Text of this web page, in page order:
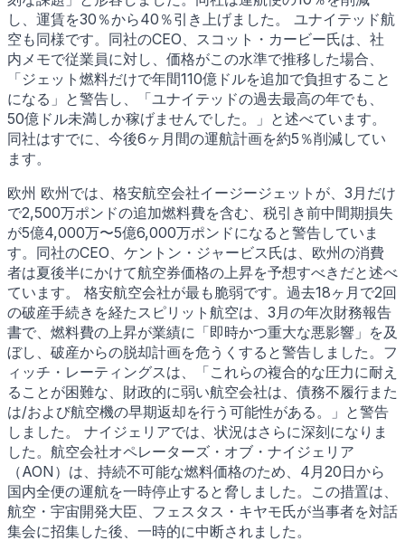
し、運賃を30％から40％引き上げました。 ユナイテッド航
空も同様です。同社のCEO、スコット・カービー氏は、社
内メモで従業員に対し、価格がこの水準で推移した場合、
「ジェット燃料だけで年間110億ドルを追加で負担すること
になる」と警告し、「ユナイテッドの過去最高の年でも、
50億ドル未満しか稼げませんでした。」と述べています。
同社はすでに、今後6ヶ月間の運航計画を約5％削減してい
ます。
欧州 欧州では、格安航空会社イージージェットが、3月だけ
で2,500万ポンドの追加燃料費を含む、税引き前中間期損失
が5億4,000万〜5億6,000万ポンドになると警告していま
す。同社のCEO、ケントン・ジャービス氏は、欧州の消費
者は夏後半にかけて航空券価格の上昇を予想すべきだと述べ
ています。 格安航空会社が最も脆弱です。過去18ヶ月で2回
の破産手続きを経たスピリット航空は、3月の年次財務報告
書で、燃料費の上昇が業績に「即時かつ重大な悪影響」を及
ぼし、破産からの脱却計画を危うくすると警告しました。フ
ィッチ・レーティングスは、「これらの複合的な圧力に耐え
ることが困難な、財政的に弱い航空会社は、債務不履行また
は/および航空機の早期返却を行う可能性がある。」と警告
しました。 ナイジェリアでは、状況はさらに深刻になりま
した。航空会社オペレーターズ・オブ・ナイジェリア
（AON）は、持続不可能な燃料価格のため、4月20日から
国内全便の運航を一時停止すると脅しました。この措置は、
航空・宇宙開発大臣、フェスタス・キヤモ氏が当事者を対話
集会に招集した後、一時的に中断されました。